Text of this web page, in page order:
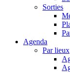
Sorties
Agenda
Par lieux